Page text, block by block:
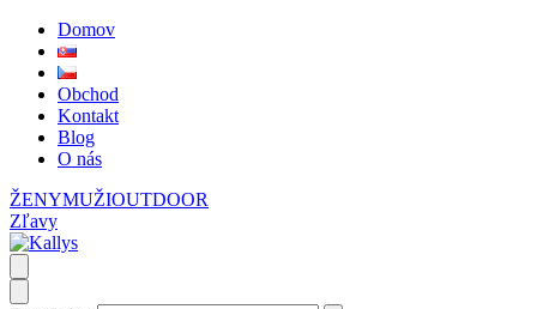
Domov
Obchod
Kontakt
Blog
O nás
ŽENYMUŽIOUTDOOR
Zľavy